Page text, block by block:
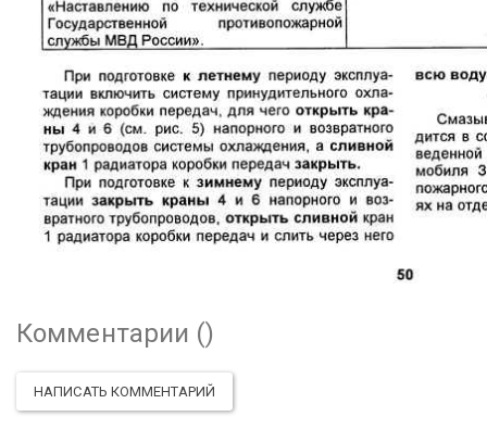
Комментарии ()
НАПИСАТЬ КОММЕНТАРИЙ